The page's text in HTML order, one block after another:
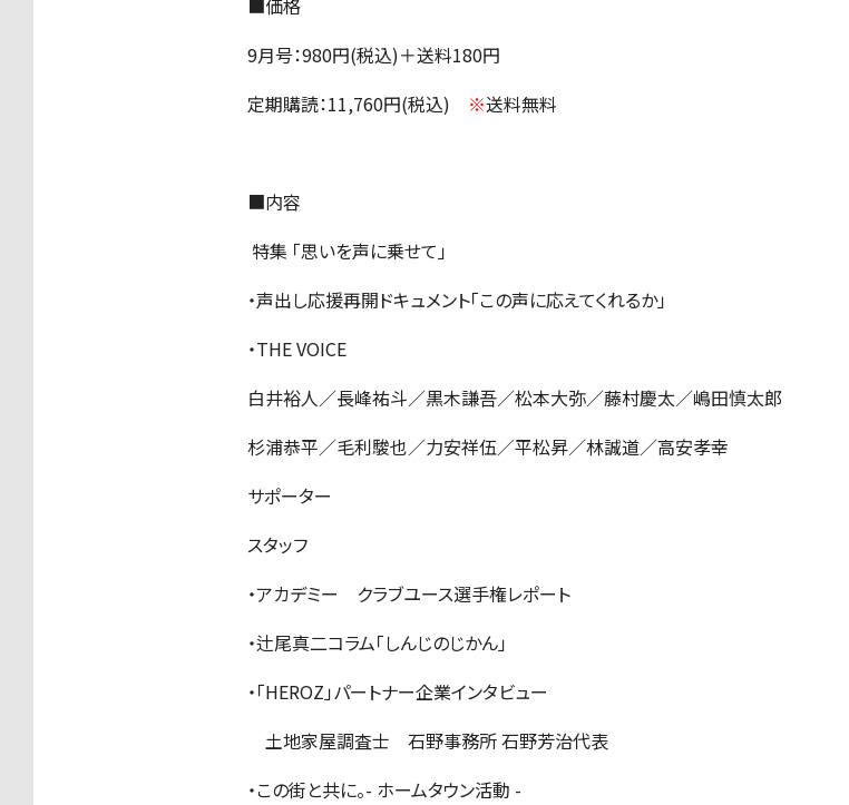
■価格
9月号：980円(税込)＋送料180円
定期購読：11,760円(税込) ※送料無料
■内容
特集 「思いを声に乗せて」
・声出し応援再開ドキュメント「この声に応えてくれるか」
・THE VOICE
白井裕人／長峰祐斗／黒木謙吾／松本大弥／藤村慶太／嶋田慎太郎
杉浦恭平／毛利駿也／力安祥伍／平松昇／林誠道／高安孝幸
サポーター
スタッフ
・アカデミー クラブユース選手権レポート
・辻尾真二コラム「しんじのじかん」
・「HEROZ」パートナー企業インタビュー
土地家屋調査士 石野事務所 石野芳治代表
・この街と共に。- ホームタウン活動 -